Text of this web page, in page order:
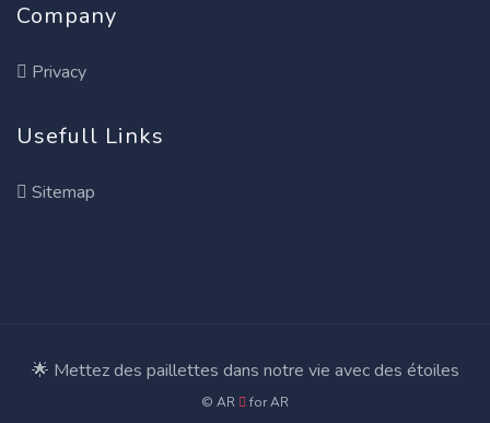
Company
Privacy
Usefull Links
Sitemap
🌟 Mettez des paillettes dans notre vie avec des étoiles
© AR forAR